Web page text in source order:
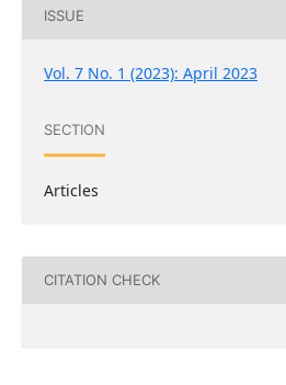
ISSUE
Vol. 7 No. 1 (2023): April 2023
SECTION
Articles
CITATION CHECK